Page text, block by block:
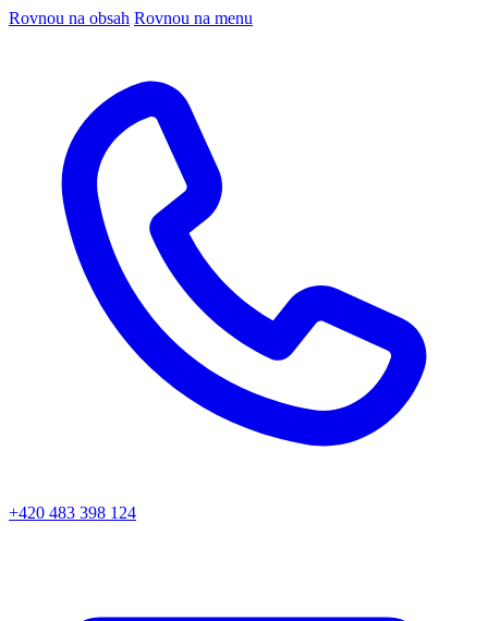
Rovnou na obsah Rovnou na menu
+420 483 398 124